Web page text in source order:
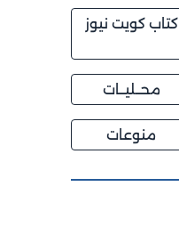
كتاب كويت نيوز
محــليــات
منوعات